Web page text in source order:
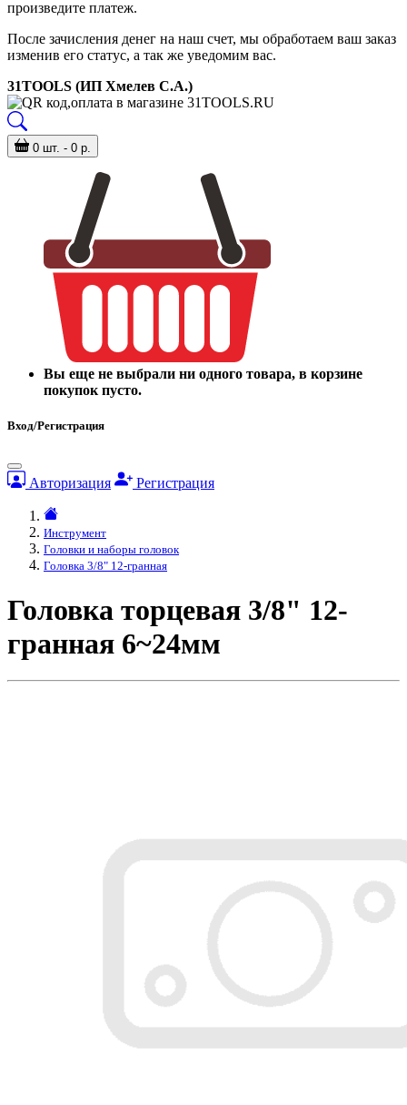
произведите платеж.
После зачисления денег на наш счет, мы обработаем ваш заказ
изменив его статус, а так же уведомим вас.
31TOOLS (ИП Хмелев С.А.)
0 шт. - 0 р.
Вы еще не выбрали ни одного товара, в корзине
покупок пусто.
Вход/Регистрация
Авторизация Регистрация
Инструмент
Головки и наборы головок
Головка 3/8" 12-гранная
Головка торцевая 3/8" 12-
гранная 6~24мм